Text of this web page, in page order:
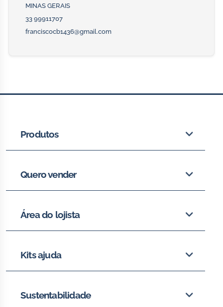
MINAS GERAIS
33 99911707
franciscocb1436@gmail.com
Produtos
Quero vender
Área do lojista
Kits ajuda
Sustentabilidade